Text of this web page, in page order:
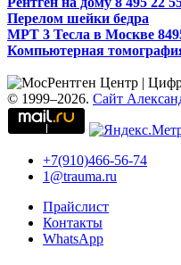
Перелом шейки бедра
МРТ 3 Тесла в Москве
Компьютерная
© 1999–2026. Сайт
+7(910)466-56-74
1@trauma.ru
Прайслист
Контакты
WhatsApp